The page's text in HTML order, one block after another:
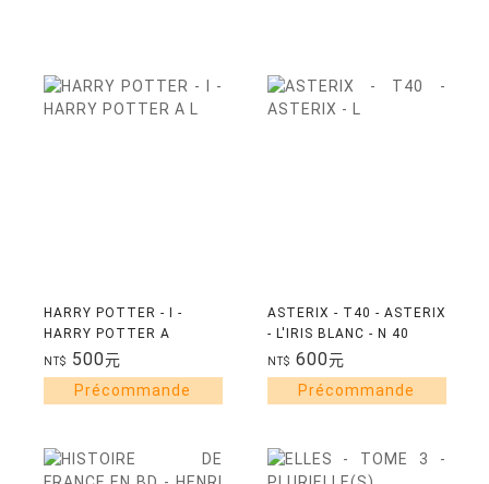
HARRY POTTER - I -
HARRY POTTER A
L'ECOLE DES SORCIERS -
EDITION 2023
NT$ 500元
ASTERIX - T40 - ASTERIX
- L'IRIS BLANC - N 40
NT$ 600元